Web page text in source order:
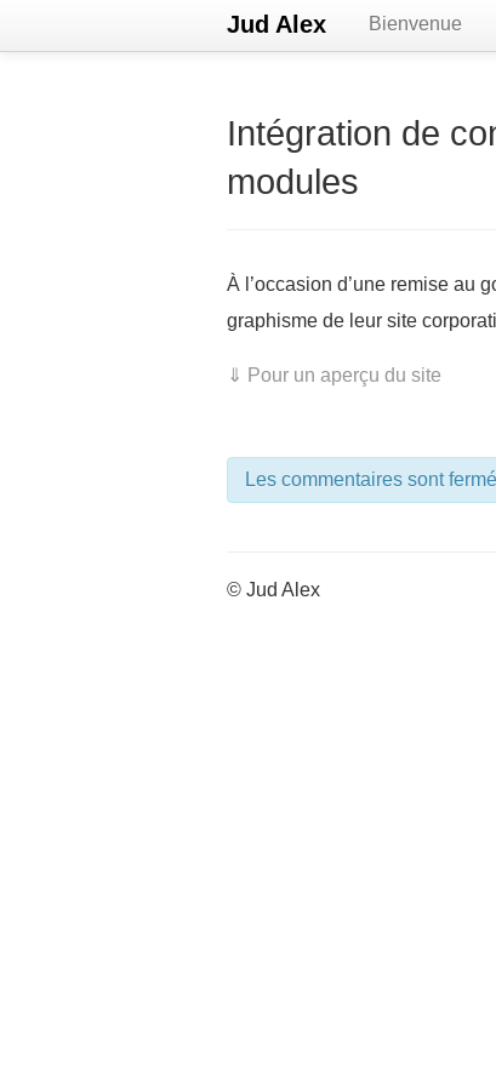
Jud Alex Bienvenue
Intégration de
modules
À l’occasion d’une remise au
graphisme de leur site
⇓ Pour un aperçu du site
Les commentaires sont
© Jud Alex